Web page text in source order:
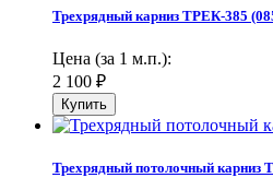
Трехрядный карниз ТРЕК-385
Цена (за 1 м.п.):
2 100 ₽
Трехрядный потолочный карниз